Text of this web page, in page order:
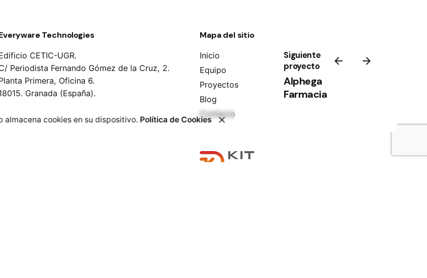
Siguiente
proyecto
Alphega
Farmacia
Technologies
CETIC-UGR.
Periodista Fernando Gómez de la Cruz, 2.
Primera, Oficina 6.
Granada (España).
Mapa del sitio
Inicio
Equipo
Proyectos
Blog
Contacto
almacena cookies en su dispositivo. Política de Cookies